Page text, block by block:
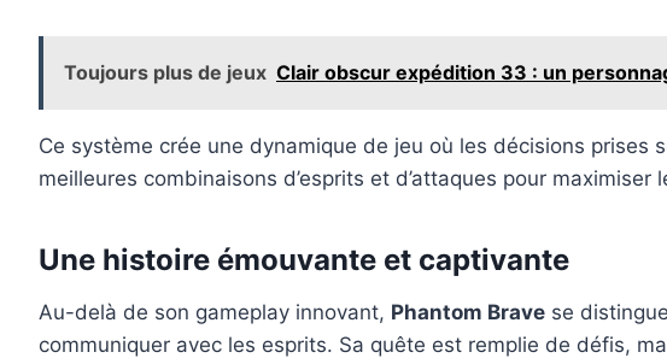
Toujours plus de jeux Clair obscur expédition 33 : un
Ce système crée une dynamique de jeu où les décisions
meilleures combinaisons d’esprits et d’attaques pour maximiser
Une histoire émouvante et captivante
Au-delà de son gameplay innovant, Phantom Brave se
communiquer avec les esprits. Sa quête est remplie de défis,